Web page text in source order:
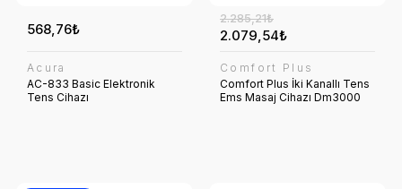
568,76₺
Acura
AC-833 Basic Elektronik
Tens Cihazı
2.079,54₺
2.285,21₺
Comfort Plus
Comfort Plus İki Kanallı Tens
Ems Masaj Cihazı Dm3000